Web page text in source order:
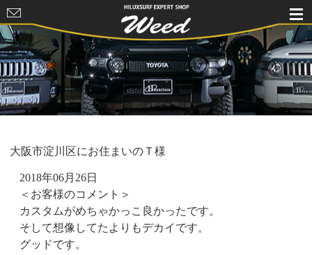
HILUXSURF
EXPERT
SHOP Weed
大阪市淀川区にお住まいのＴ様
2018年06月26日
＜お客様のコメント＞
カスタムがめちゃかっこ良かったです。
そして想像してたよりもデカイです。
グッドです。